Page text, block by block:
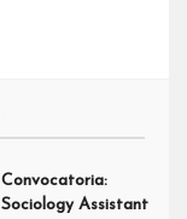
Convocatoria:
Sociology Assistant